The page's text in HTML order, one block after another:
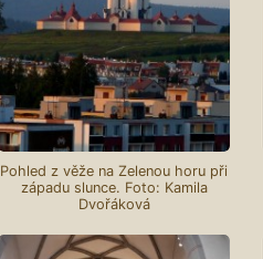
Pohled z věže na Zelenou horu při
západu slunce. Foto: Kamila
Dvořáková